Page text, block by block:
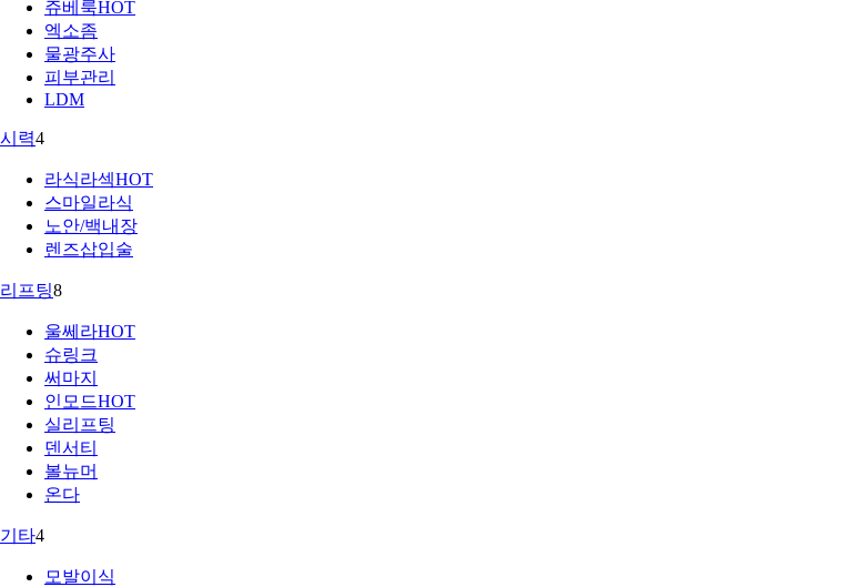
쥬베룩HOT
엑소좀
물광주사
피부관리
LDM
시력4
라식라섹HOT
스마일라식
노안/백내장
렌즈삽입술
리프팅8
울쎄라HOT
슈링크
써마지
인모드HOT
실리프팅
덴서티
볼뉴머
온다
기타4
모발이식